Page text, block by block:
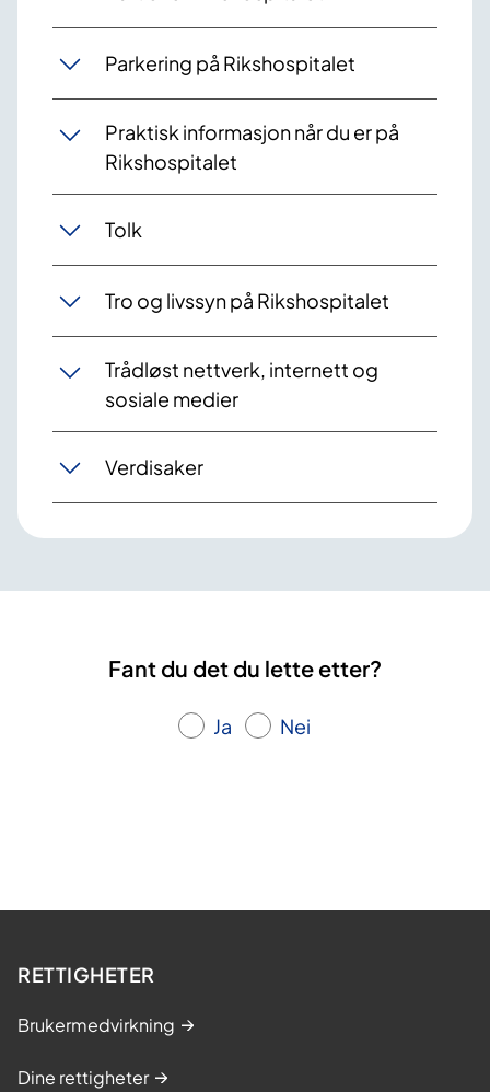
Parkering på Rikshospitalet
Praktisk informasjon når du er på
Rikshospitalet
Tolk
Tro og livssyn på Rikshospitalet
Trådløst nettverk, internett og
sosiale medier
Verdisaker
Fant du det du lette etter?
Ja Nei
RETTIGHETER
Brukermedvirkning
Dine rettigheter